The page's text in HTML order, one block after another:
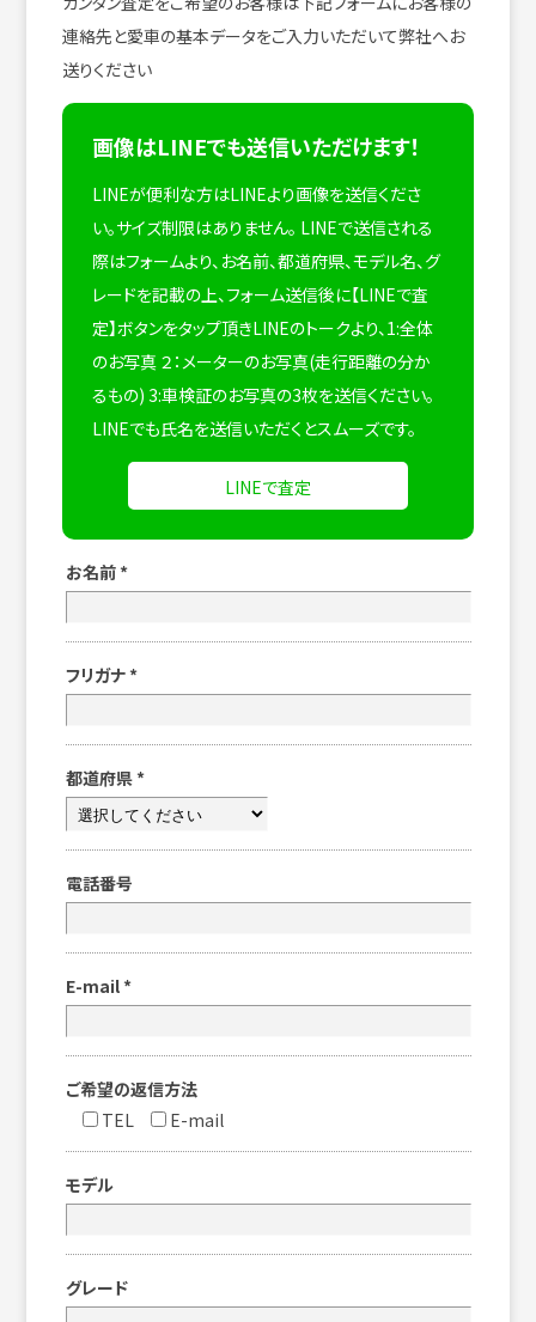
連絡先と愛車の基本データをご入力いただいて弊社へお
送りください
画像はLINEでも送信いただけます！
LINEが便利な方はLINEより画像を送信くださ
い。サイズ制限はありません。 LINEで送信される
際はフォームより、お名前、都道府県、モデル名、グ
レードを記載の上、フォーム送信後に【LINEで査
定】ボタンをタップ頂きLINEのトークより、1:全体
のお写真 ２：メーターのお写真(走行距離の分か
るもの) 3:車検証のお写真の3枚を送信ください。
LINEでも氏名を送信いただくとスムーズです。
LINEで査定
お名前 *
フリガナ *
都道府県 *
電話番号
E-mail *
ご希望の返信方法
TEL
E-mail
モデル
グレード